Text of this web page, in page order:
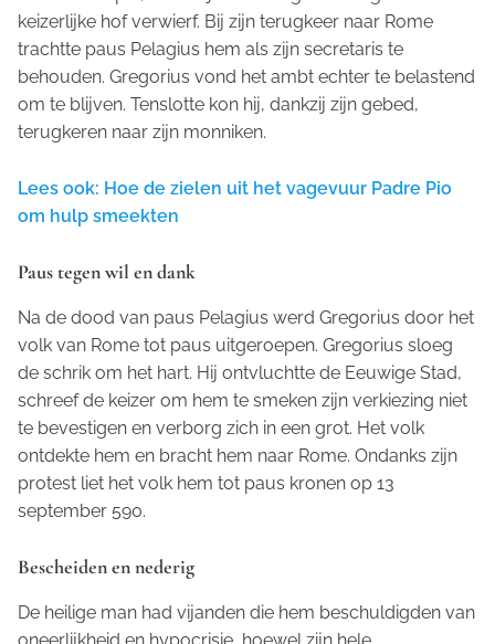
keizerlijke hof verwierf. Bij zijn terugkeer naar Rome
trachtte paus Pelagius hem als zijn secretaris te
behouden. Gregorius vond het ambt echter te belastend
om te blijven. Tenslotte kon hij, dankzij zijn gebed,
terugkeren naar zijn monniken.
Lees ook: Hoe de zielen uit het vagevuur Padre Pio
om hulp smeekten
Paus tegen wil en dank
Na de dood van paus Pelagius werd Gregorius door het
volk van Rome tot paus uitgeroepen. Gregorius sloeg
de schrik om het hart. Hij ontvluchtte de Eeuwige Stad,
schreef de keizer om hem te smeken zijn verkiezing niet
te bevestigen en verborg zich in een grot. Het volk
ontdekte hem en bracht hem naar Rome. Ondanks zijn
protest liet het volk hem tot paus kronen op 13
september 590.
Bescheiden en nederig
De heilige man had vijanden die hem beschuldigden van